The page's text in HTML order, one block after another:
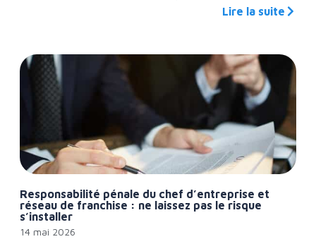
Lire la suite
Responsabilité pénale du chef d’entreprise et
réseau de franchise : ne laissez pas le risque
s’installer
14 mai 2026